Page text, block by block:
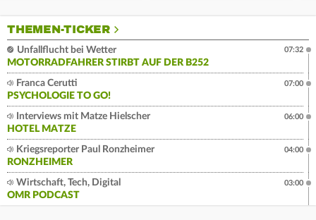
THEMEN-TICKER
Unfallflucht bei Wetter
MOTORRADFAHRER STIRBT AUF DER B252
07:32
Franca Cerutti
PSYCHOLOGIE TO GO!
07:00
Interviews mit Matze Hielscher
HOTEL MATZE
06:00
Kriegsreporter Paul Ronzheimer
RONZHEIMER
04:00
Wirtschaft, Tech, Digital
OMR PODCAST
03:00